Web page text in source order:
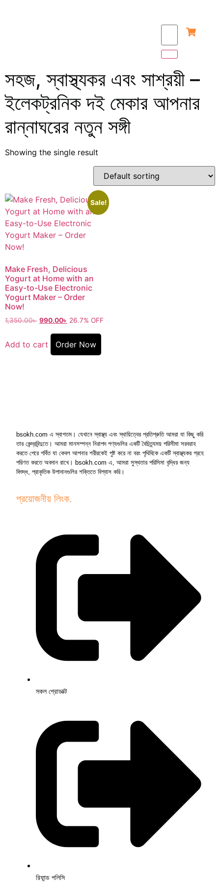
সহজ, স্বাস্থ্যকর এবং সাশ্রয়ী –
ইলেকট্রনিক দই মেকার আপনার
রান্নাঘরের নতুন সঙ্গী
Showing the single result
Sale!
Make Fresh, Delicious
Yogurt at Home with an
Easy-to-Use Electronic
Yogurt Maker – Order
Now!
1,350.00৳ 990.00৳ 26.7% OFF
Add to cart Order Now
bsokh.com এ স্বাগতম। যেখানে স্বাস্থ্য এবং স্থায়িত্বের প্রতিশ্রুতি আমরা যা কিছু করি
তার কেন্দ্রবিন্দুতে। আমরা মানসম্পন্ন নিরাপদ পণ্যগুলির একটি বৈচিত্র্যময় পরিসীমা সরবরাহ
করতে পেরে গর্বিত যা কেবল আপনার শরীরকেই পুষ্ট করে না বরং পৃথিবিকে একটি স্বাস্থ্যকর গ্রহে
পরিণত করতে অবদান রাখে। bsokh.com এ, আমরা সুস্থতার পরিসিমা বৃদ্ধির জন্য
বিশুদ্ধ, প্রাকৃতিক উপাদানগুলির শক্তিতে বিশ্বাস করি।
প্রয়োজনীয় লিংক.
সকল প্রোডাক্ট
রিফান্ড পলিসি